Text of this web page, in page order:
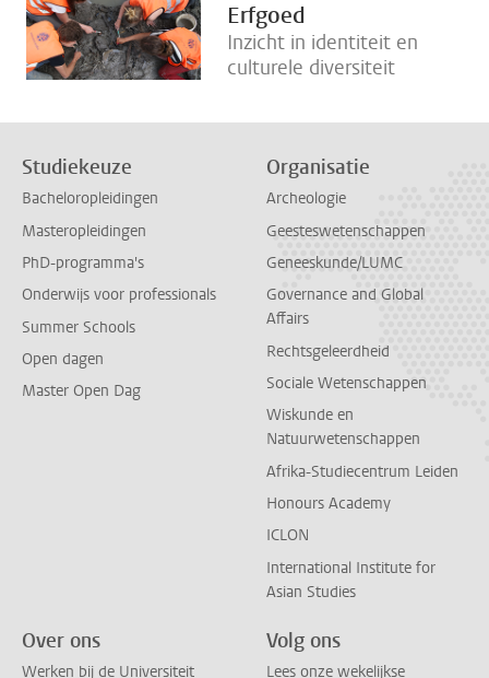
Erfgoed
Inzicht in identiteit en
culturele diversiteit
Studiekeuze
Bacheloropleidingen
Masteropleidingen
PhD-programma's
Onderwijs voor professionals
Summer Schools
Open dagen
Master Open Dag
Organisatie
Archeologie
Geesteswetenschappen
Geneeskunde/LUMC
Governance and Global
Affairs
Rechtsgeleerdheid
Sociale Wetenschappen
Wiskunde en
Natuurwetenschappen
Afrika-Studiecentrum Leiden
Honours Academy
ICLON
International Institute for
Asian Studies
Over ons
Werken bij de Universiteit
Volg ons
Lees onze wekelijkse